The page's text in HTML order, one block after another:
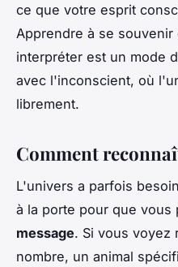
ce que votre esprit
Apprendre à se
interpréter est un mode
avec l'inconscient, où
librement.
Comment
L'univers a parfois
à la porte pour que
message. Si vous voyez
nombre, un animal